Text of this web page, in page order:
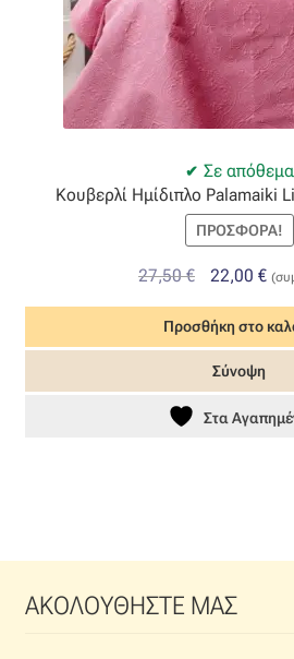
Σε απόθεμα
Κουβερλί Ημίδιπλο Palamaiki
ΠΡΟΣΦΟΡΆ!
27,50€
Original
price
was:
27,50 €.
22,00 €Η
Προσθήκη στο
Σύνοψη
Στα
ΑΚΟΛΟΥΘΗΣΤΕ ΜΑΣ